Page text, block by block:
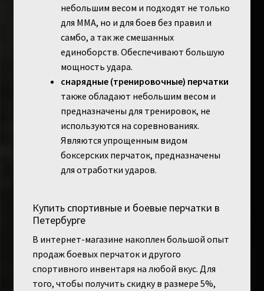
небольшим весом и подходят не только
для ММА, но и для боев без правил и
самбо, а так же смешанных
единоборств. Обеспечивают большую
мощность удара.
снарядные (тренировочные) перчатки
также обладают небольшим весом и
предназначены для тренировок, не
используются на соревнованиях.
Являются упрощенным видом
боксерских перчаток, предназначены
для отработки ударов.
Купить спортивные и боевые перчатки в
Петербурге
В интернет-магазине накоплен большой опыт
продаж боевых перчаток и другого
спортивного инвентаря на любой вкус. Для
того, чтобы получить скидку в размере 5%,